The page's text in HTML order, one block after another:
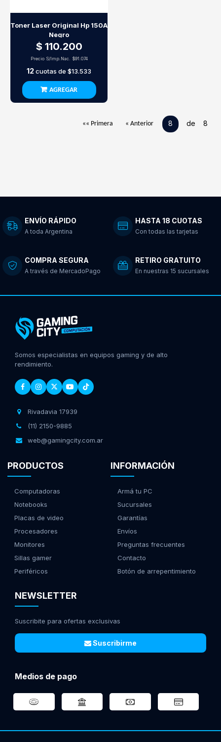
Toner Laser Original Hp 150A
Negro
$ 110.200
Precio S/Imp.Nac. $91.074
12cuotas de $13.533
AGREGAR
«« Primera « Anterior 8 de 8
ENVÍO RÁPIDO
A toda Argentina
HASTA 18 CUOTAS
Con todas las tarjetas
COMPRA SEGURA
A través de MercadoPago
RETIRO GRATUITO
En nuestras 15 sucursales
Somos especialistas en equipos gaming y de alto
rendimiento.
Rivadavia 17939
(11) 2150-9885
web@gamingcity.com.ar
PRODUCTOS
Computadoras
Notebooks
Placas de video
Procesadores
Monitores
Sillas gamer
Periféricos
INFORMACIÓN
Armá tu PC
Sucursales
Garantías
Envíos
Preguntas frecuentes
Contacto
Botón de arrepentimiento
NEWSLETTER
Suscribite para ofertas exclusivas
Suscribirme
Medios de pago